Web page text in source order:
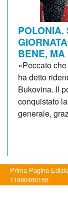
BENE,
«Peccato
ha detto
Bukovina. Il
conquistato
generale,
Prima Pagina
11980460155